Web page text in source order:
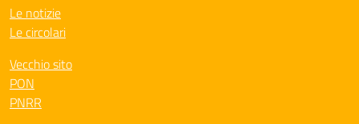
Le notizie
Le circolari
Vecchio sito
PON
PNRR